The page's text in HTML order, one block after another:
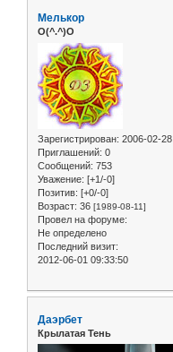
Мелькор
O(^.^)O
Зарегистрирован: 2006-02-28
Приглашений: 0
Сообщений: 753
Уважение: [+1/-0]
Позитив: [+0/-0]
Возраст: 36 [1989-08-11]
Провел на форуме:
Не определено
Последний визит:
2012-06-01 09:33:50
Даэрбет
Крылатая Тень